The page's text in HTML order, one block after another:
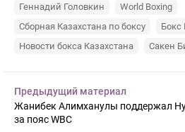
Геннадий Головкин
World Boxing
Сборная Казахстана по боксу
Бокс
Новости бокса Казахстана
Сакен
Предыдущий материал
Жанибек Алимханулы поддержал
за пояс WBC